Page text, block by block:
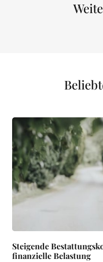
Steigende
finanzielle Belastung